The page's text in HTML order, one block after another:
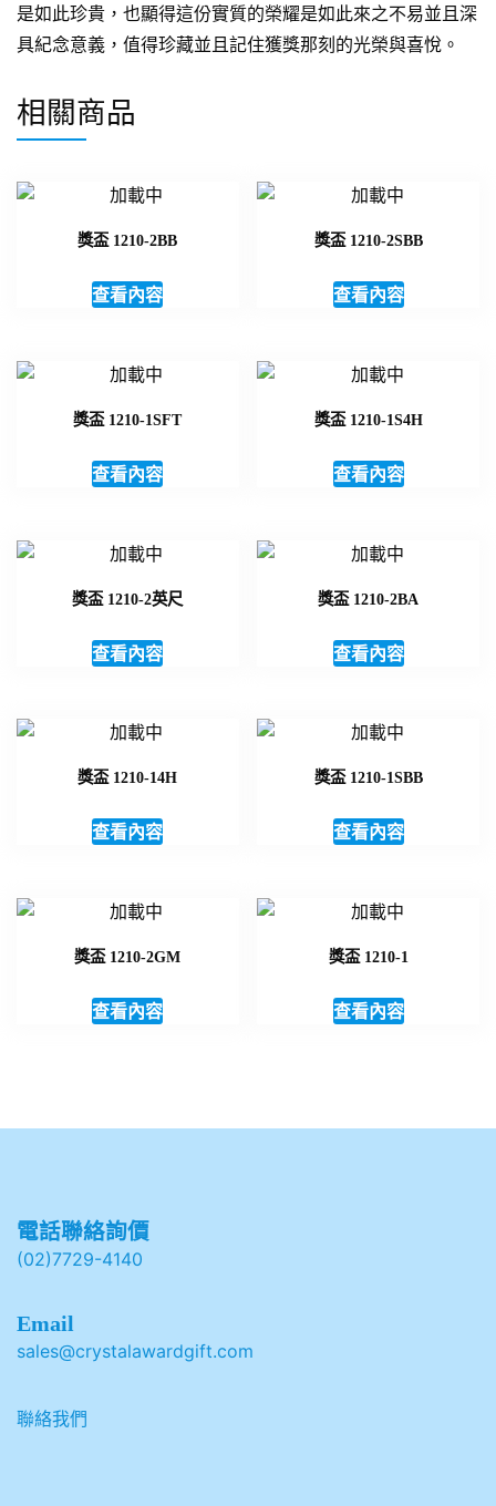
是如此珍貴，也顯得這份實質的榮耀是如此來之不易並且深
具紀念意義，值得珍藏並且記住獲獎那刻的光榮與喜悅。
相關商品
獎盃 1210-2BB
查看內容
獎盃 1210-2SBB
查看內容
獎盃 1210-1SFT
查看內容
獎盃 1210-1S4H
查看內容
獎盃 1210-2英尺
查看內容
獎盃 1210-2BA
查看內容
獎盃 1210-14H
查看內容
獎盃 1210-1SBB
查看內容
獎盃 1210-2GM
查看內容
獎盃 1210-1
查看內容
電話聯絡詢價
(02)7729-4140
Email
sales@crystalawardgift.com
聯絡我們